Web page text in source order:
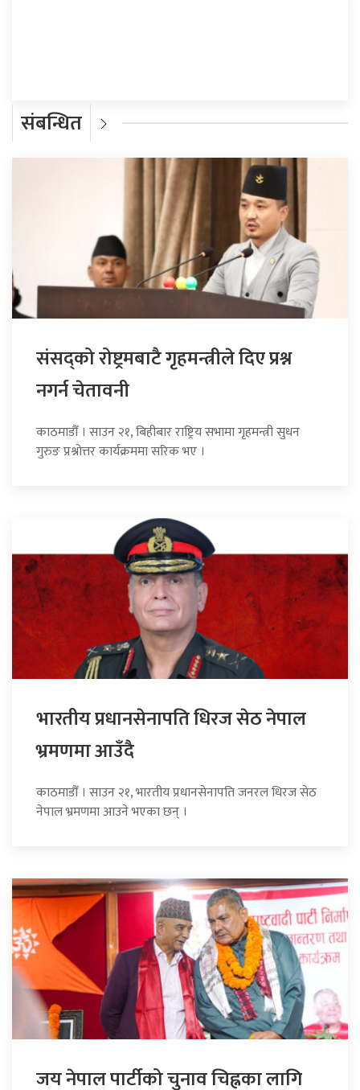
संबन्धित
संसद्को रोष्ट्रमबाटै गृहमन्त्रीले दिए प्रश्न
नगर्न चेतावनी
काठमाडौँ । साउन २१, बिहीबार राष्ट्रिय सभामा गृहमन्त्री सुधन
गुरुङ प्रश्नोत्तर कार्यक्रममा सरिक भए ।
भारतीय प्रधानसेनापति धिरज सेठ नेपाल
भ्रमणमा आउँदै
काठमाडौँ । साउन २१, भारतीय प्रधानसेनापति जनरल धिरज सेठ
नेपाल भ्रमणमा आउने भएका छन् ।
जय नेपाल पार्टीको चुनाव चिह्नका लागि